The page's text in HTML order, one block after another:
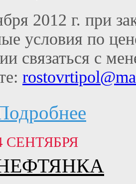
2012 г. при
условия по
связаться с
СЕНТЯБРЯ